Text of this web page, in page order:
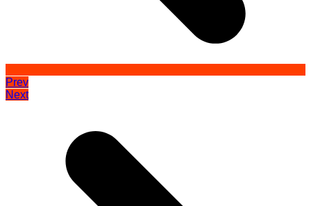
Prev
Next